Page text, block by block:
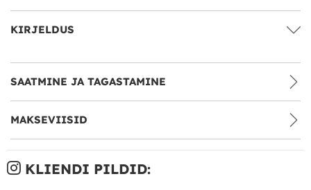
KIRJELDUS
SAATMINE JA TAGASTAMINE
MAKSEVIISID
KLIENDI PILDID: